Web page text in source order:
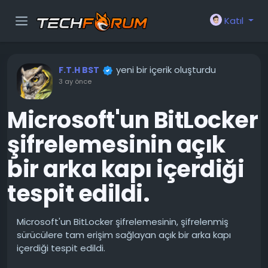
Katıl
F.T.H BST yeni bir içerik oluşturdu
3 ay önce
Microsoft'un BitLocker
şifrelemesinin açık
bir arka kapı içerdiği
tespit edildi.
Microsoft'un BitLocker şifrelemesinin, şifrelenmiş
sürücülere tam erişim sağlayan açık bir arka kapı
içerdiği tespit edildi.